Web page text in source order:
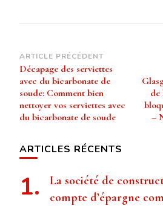
Navigation
d’article
ARTICLE PRÉCÉDENT
Décapage des serviettes
avec du bicarbonate de
soude: Comment bien
nettoyer vos serviettes avec
du bicarbonate de soude
de
–
ARTICLES RÉCENTS
La société de
compte d’épargne